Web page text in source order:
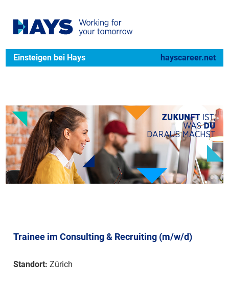
Einsteigen bei Hays hayscareer.net
Trainee im Consulting & Recruiting (m/w/d)
Standort: Zürich